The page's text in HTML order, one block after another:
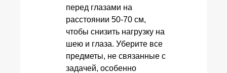
перед глазами на
расстоянии 50-70 см,
чтобы снизить нагрузку на
шею и глаза. Уберите все
предметы, не связанные с
задачей, особенно